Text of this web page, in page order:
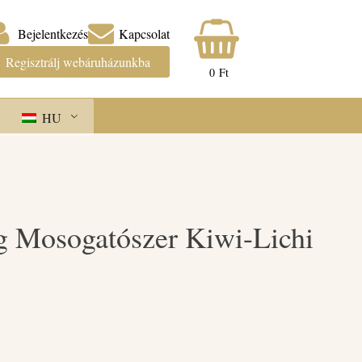
Bejelentkezés
Kapcsolat
Regisztrálj webáruházunkba
0 Ft
HU
Mosogatószer Kiwi-Lichi